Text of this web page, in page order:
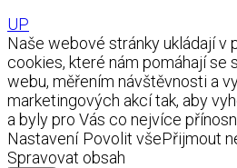
UP
Naše webové stránky ukládají v
cookies, které nám pomáhají se
webu, měřením návštěvnosti a
marketingových akcí tak, aby
a byly pro Vás co nejvíce
Nastavení Povolit všePřijmout
Spravovat obsah